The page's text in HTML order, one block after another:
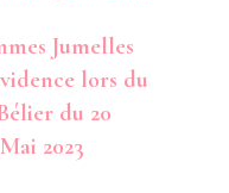
Jumelles
lors du
du 20
2023